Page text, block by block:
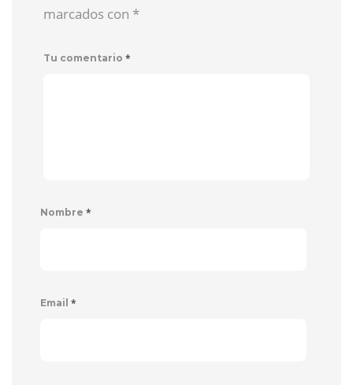
marcados con *
Tu comentario *
Nombre *
Email *